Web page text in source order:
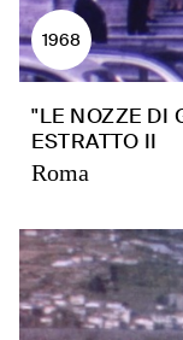
1968
"LE NOZZE DI
ESTRATTO II
Roma